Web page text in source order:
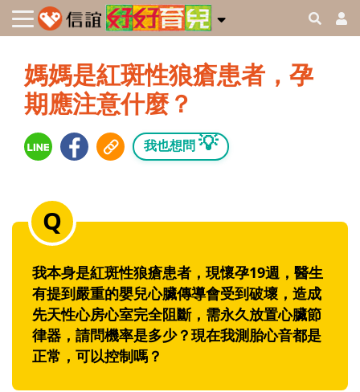
媽媽是紅斑性狼瘡患者，孕
期應注意什麼？
我也想問 💡
我本身是紅斑性狼瘡患者，現懷孕19週，醫生
有提到嚴重的嬰兒心臟傳導會受到破壞，造成
先天性心房心室完全阻斷，需永久放置心臟節
律器，請問機率是多少？現在我測胎心音都是
正常，可以控制嗎？